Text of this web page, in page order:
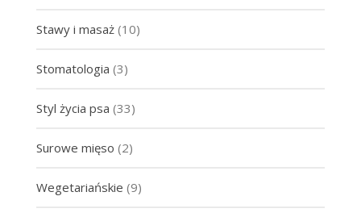
Stawy i masaż(10)
Stomatologia (3)
Styl życia psa (33)
Surowe mięso (2)
Wegetariańskie (9)